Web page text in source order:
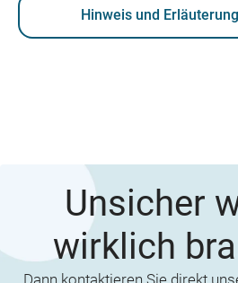
Hinweis und
Unsicher
wirklich
Dann kontaktieren Sie direkt